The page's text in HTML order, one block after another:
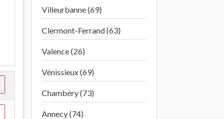
Villeurbanne (69)
Clermont-Ferrand (63)
Valence (26)
Vénissieux (69)
Chambéry (73)
Annecy (74)